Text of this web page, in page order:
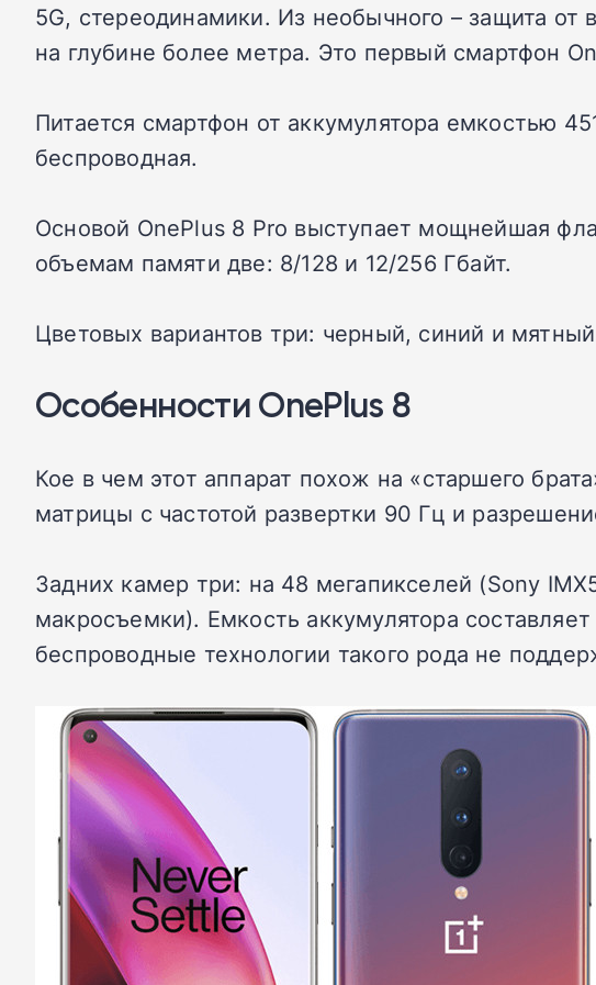
5G, стереодинамики. Из необычного – защита
на глубине более метра. Это первый смартфон
Питается смартфон от аккумулятора емкостью
беспроводная.
Основой OnePlus 8 Pro выступает мощнейшая
объемам памяти две: 8/128 и 12/256 Гбайт.
Цветовых вариантов три: черный, синий и
Особенности OnePlus 8
Кое в чем этот аппарат похож на «старшего
матрицы с частотой развертки 90 Гц и
Задних камер три: на 48 мегапикселей (Sony
макросъемки). Емкость аккумулятора
беспроводные технологии такого рода не